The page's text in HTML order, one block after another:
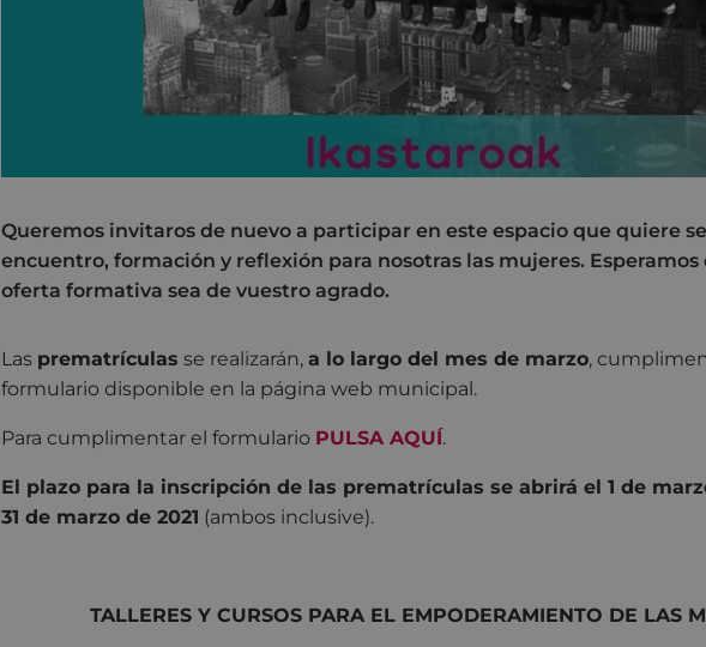
Queremos invitaros de nuevo a participar en este espacio que quiere
encuentro, formación y reflexión para nosotras las mujeres. Esperamos
oferta formativa sea de vuestro agrado.
Las prematrículas se realizarán, a lo largo del mes de marzo,
formulario disponible en la página web municipal.
Para cumplimentar el formulario PULSA AQUÍ.
El plazo para la inscripción de las prematrículas se abrirá el 1 de
31 de marzo de 2021 (ambos inclusive).
TALLERES Y CURSOS PARA EL EMPODERAMIENTO DE LAS